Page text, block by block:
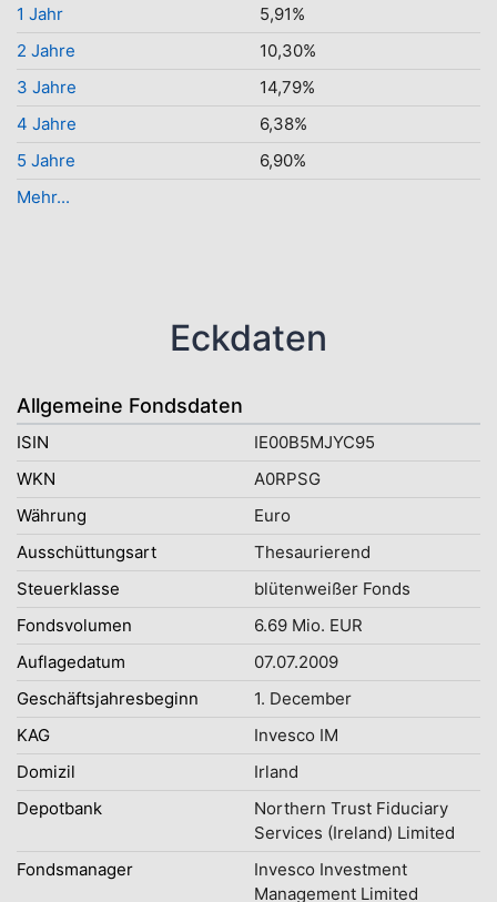
1 Jahr
5,91%
2 Jahre
10,30%
3 Jahre
14,79%
4 Jahre
6,38%
5 Jahre
6,90%
Mehr...
Eckdaten
Allgemeine Fondsdaten
ISIN
IE00B5MJYC95
WKN
A0RPSG
Währung
Euro
Ausschüttungsart
Thesaurierend
Steuerklasse
blütenweißer Fonds
Fondsvolumen
6.69 Mio. EUR
Auflagedatum
07.07.2009
Geschäftsjahresbeginn
1. December
KAG
Invesco IM
Domizil
Irland
Depotbank
Northern Trust Fiduciary
Services (Ireland) Limited
Fondsmanager
Invesco Investment
Management Limited